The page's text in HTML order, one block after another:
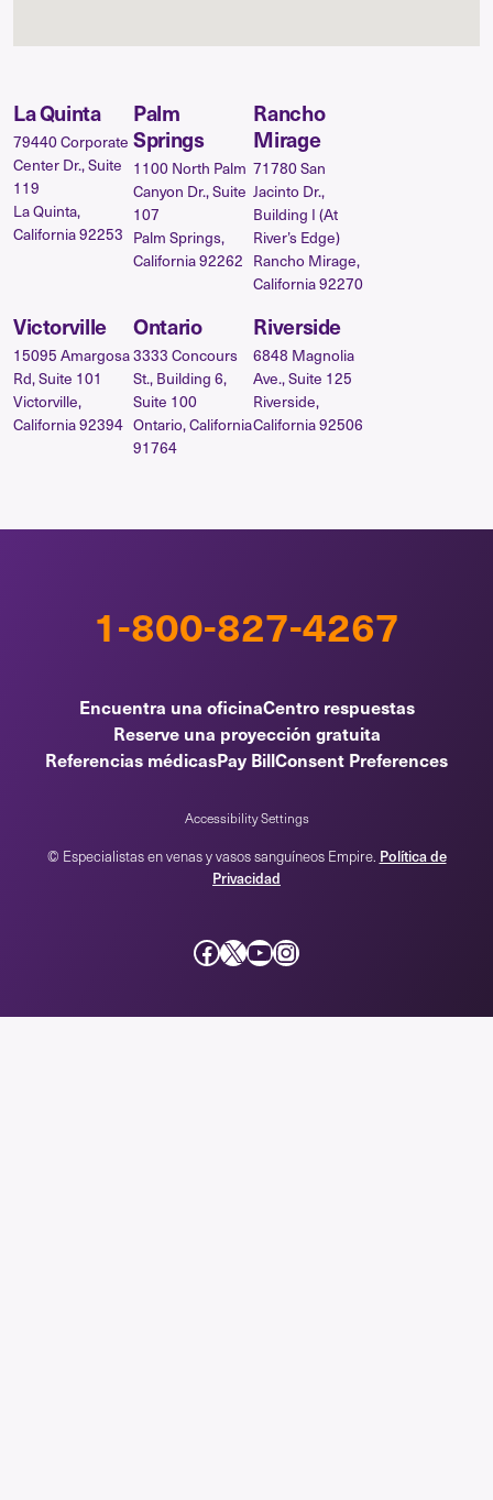
La Quinta
79440 Corporate
Center Dr., Suite
119
La Quinta,
California 92253
Palm
Springs
1100 North Palm
Canyon Dr., Suite
107
Palm Springs,
California 92262
Rancho
Mirage
71780 San
Jacinto Dr.,
Building I (At
River’s Edge)
Rancho Mirage,
California 92270
Victorville
15095 Amargosa
Rd, Suite 101
Victorville,
California 92394
Ontario
3333 Concours
St., Building 6,
Suite 100
Ontario, California
91764
Riverside
6848 Magnolia
Ave., Suite 125
Riverside,
California 92506
1-800-827-4267
Encuentra una oficinaCentro respuestas
Reserve una proyección gratuita
Referencias médicasPay BillConsent Preferences
Accessibility Settings
© Especialistas en venas y vasos sanguíneos Empire. Política de
Privacidad
Facebook incógnita YouTube Instagram